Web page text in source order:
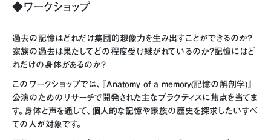
◆ワークショップ
過去の記憶はどれだけ集団的想像力を生み出すことができるのか？
家族の過去は果たしてどの程度受け継がれているのか？記憶にはど
れだけの身体があるのか？
このワークショップでは、『Anatomy of a memory(記憶の解剖学)』
公演のためのリサーチで開発された主なプラクティスに焦点を当てま
す。身体と声を通して、個人的な記憶や家族の歴史を探求したいすべ
ての人が対象です。